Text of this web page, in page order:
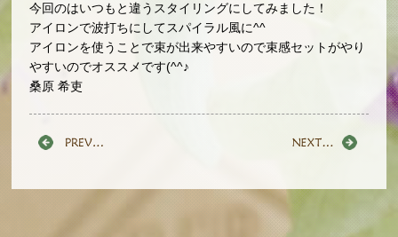
今回のはいつもと違うスタイリングにしてみました！
アイロンで波打ちにしてスパイラル風に^^
アイロンを使うことで束が出来やすいので束感セットがやり
やすいのでオススメです(^^♪
桑原 希吏